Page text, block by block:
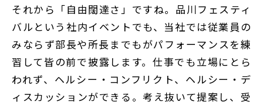
それから「自由闊達さ」ですね。品川フェスティ
バルという社内イベントでも、当社では従業員の
みならず部長や所長までもがパフォーマンスを練
習して皆の前で披露します。仕事でも立場にとら
われず、ヘルシー・コンフリクト、ヘルシー・デ
ィスカッションができる。考え抜いて提案し、受